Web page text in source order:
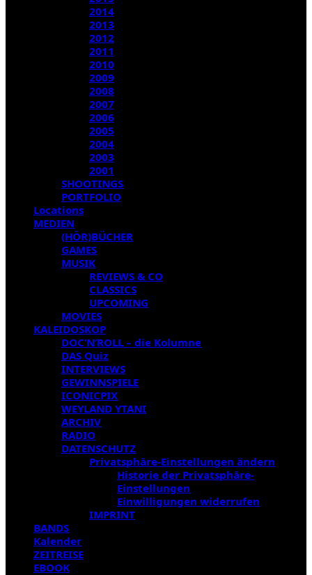
2014
2013
2012
2011
2010
2009
2008
2007
2006
2005
2004
2003
2001
SHOOTINGS
PORTFOLIO
Locations
MEDIEN
(HÖR)BÜCHER
GAMES
MUSIK
REVIEWS & CO
CLASSICS
UPCOMING
MOVIES
KALEIDOSKOP
DOC’N’ROLL – die Kolumne
DAS Quiz
INTERVIEWS
GEWINNSPIELE
ICONICPIX
WEYLAND YTANI
ARCHIV
RADIO
DATENSCHUTZ
Privatsphäre-Einstellungen ändern
Historie der Privatsphäre-
Einstellungen
Einwilligungen widerrufen
IMPRINT
BANDS
Kalender
ZEITREISE
EBOOK